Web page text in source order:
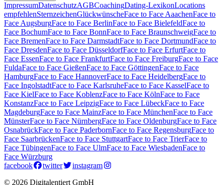
ImpressumDatenschutzAGBCoachingDating-LexikonLocations
empfehlenSternzeichenGlückwünscheFace to Face AaachenFace to
Face AugsburgFace to Face BerlinFace to Face BielefeldFace to
Face BochumFace to Face BonnFace to Face BraunschweigFace to
Face BremenFace to Face DarmstadtFace to Face DortmundFace to
Face DresdenFace to Face DüsseldorfFace to Face ErfurtFace to
Face EssenFace to Face FrankfurtFace to Face FreiburgFace to Face
FuldaFace to Face GießenFace to Face GöttingenFace to Face
HamburgFace to Face HannoverFace to Face HeidelbergFace to
Face IngolstadtFace to Face KarlsruheFace to Face KasselFace to
Face KielFace to Face KoblenzFace to Face KölnFace to Face
KonstanzFace to Face LeipzigFace to Face LübeckFace to Face
MagdeburgFace to Face MainzFace to Face MünchenFace to Face
MünsterFace to Face NürnbergFace to Face OldenburgFace to Face
OsnabrückFace to Face PaderbornFace to Face RegensburgFace to
Face SaarbrückenFace to Face StuttgartFace to Face TrierFace to
Face TübingenFace to Face UlmFace to Face WiesbadenFace to
Face Würzburg
facebook
twitter
instagram
© 2026 Digitalentiert GmbH